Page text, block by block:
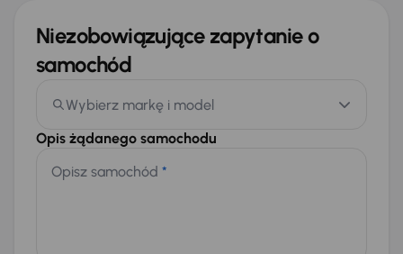
Niezobowiązujące zapytanie o
samochód
Wybierz markę i model
Opis żądanego samochodu
Opisz samochód *